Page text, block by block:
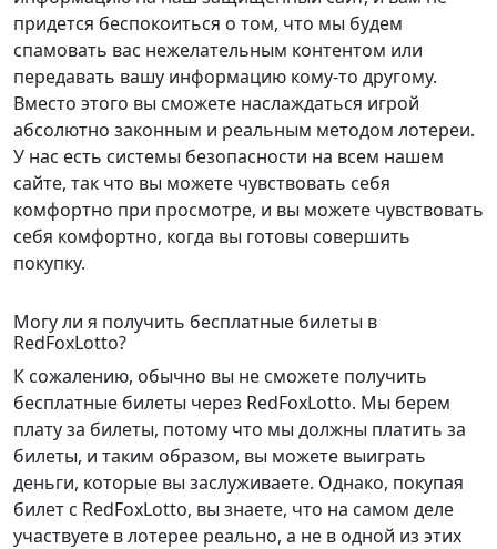
придется беспокоиться о том, что мы будем
спамовать вас нежелательным контентом или
передавать вашу информацию кому-то другому.
Вместо этого вы сможете наслаждаться игрой
абсолютно законным и реальным методом лотереи.
У нас есть системы безопасности на всем нашем
сайте, так что вы можете чувствовать себя
комфортно при просмотре, и вы можете чувствовать
себя комфортно, когда вы готовы совершить
покупку.
Могу ли я получить бесплатные билеты в
RedFoxLotto?
К сожалению, обычно вы не сможете получить
бесплатные билеты через RedFoxLotto. Мы берем
плату за билеты, потому что мы должны платить за
билеты, и таким образом, вы можете выиграть
деньги, которые вы заслуживаете. Однако, покупая
билет с RedFoxLotto, вы знаете, что на самом деле
участвуете в лотерее реально, а не в одной из этих